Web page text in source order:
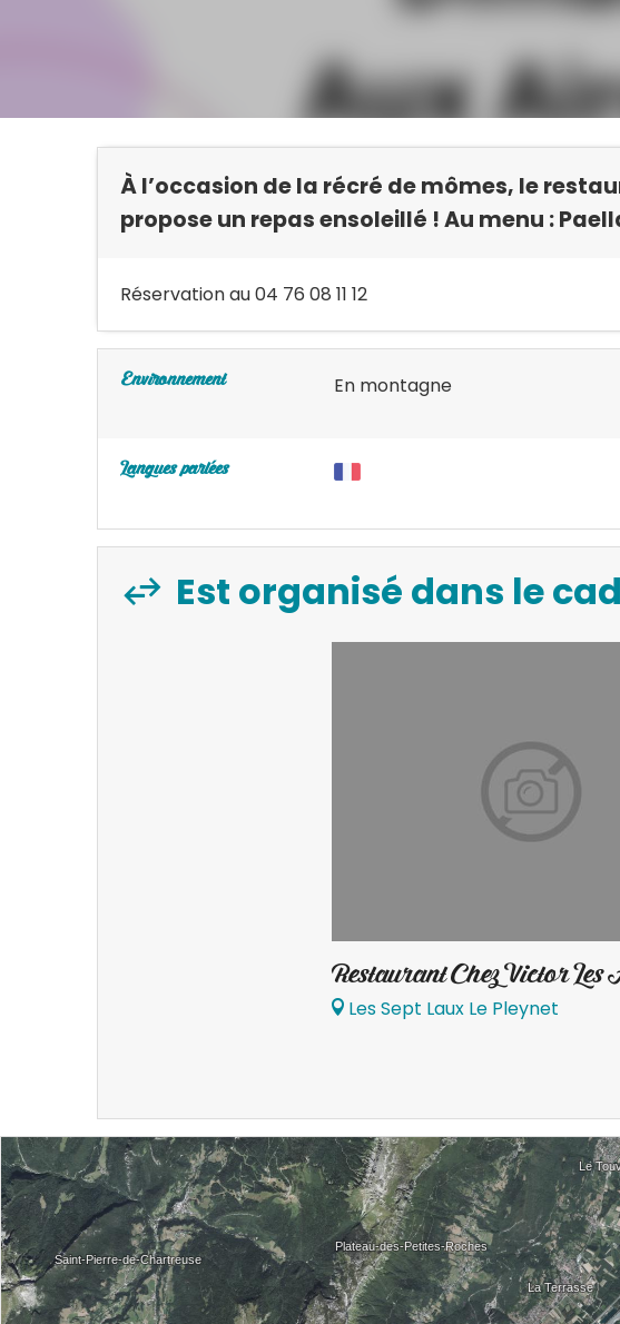
À l’occasion de la récré de mômes, le
propose un repas ensoleillé ! Au menu :
Réservation au 04 76 08 11 12
Environnement En montagne
Langues parlées
Est organisé dans le
Restaurant Chez Victor Les
Les Sept Laux Le Pleynet